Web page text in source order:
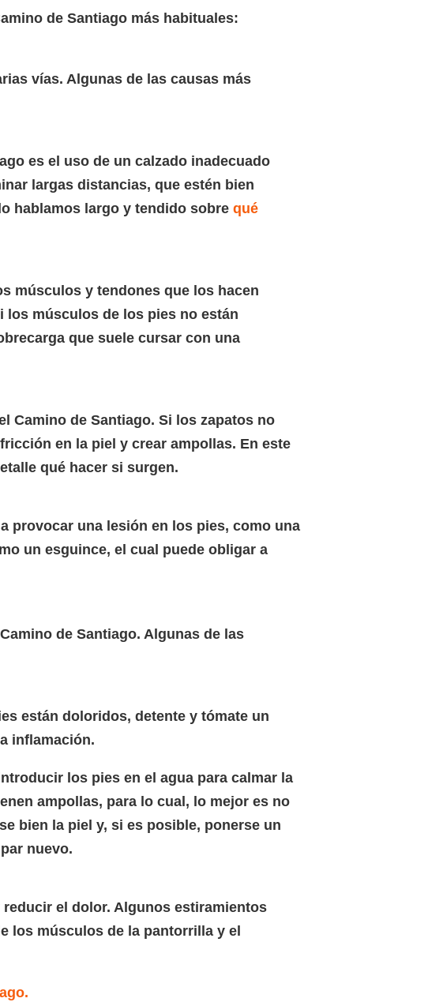
de Santiago más habituales:
vías. Algunas de las causas más
es el uso de un calzado inadecuado
largas distancias, que estén bien
hablamos largo y tendido sobre qué
músculos y tendones que los hacen
los músculos de los pies no están
que suele cursar con una
Camino de Santiago. Si los zapatos no
en la piel y crear ampollas. En este
qué hacer si surgen.
provocar una lesión en los pies, como una
un esguince, el cual puede obligar a
de Santiago. Algunas de las
están doloridos, detente y tómate un
inflamación.
los pies en el agua para calmar la
ampollas, para lo cual, lo mejor es no
bien la piel y, si es posible, ponerse un
nuevo.
el dolor. Algunos estiramientos
los músculos de la pantorrilla y el